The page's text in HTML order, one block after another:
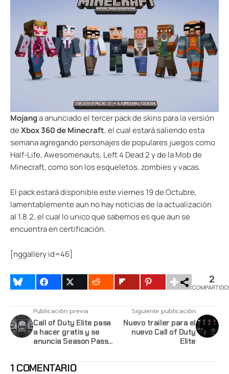
Mojanga anunciado el tercer pack de skins para la versión
deXbox 360 de Minecraft, el cual estará saliendo esta
semana agregando personajes de populares juegos como
Half-Life, Awesomenauts, Left 4 Dead 2 y de la Mob de
Minecraft, como son los esqueletos, zombies y vacas.
El pack estará disponible este viernes 19 de Octubre,
lamentablemente aun no hay noticias de la actualización
al 1.8.2, el cual lo unico que sabemos es que aun se
encuentra en certificación.
[nggallery id=46]
2
Publicación previa
Call of Duty Elite pasa
a hacer gratis y se
anuncia Season Pass
Siguiente publicación
Nuevo trailer para el
nuevo Call of Duty
Elite
1 COMENTARIO